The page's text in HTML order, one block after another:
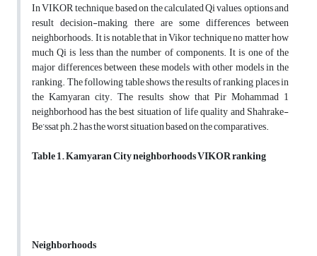
In VIKOR technique, based on the calculated Qi values, options and
result decision-making, there are some differences between
neighborhoods. It is notable that in Vikor technique no matter how
much Qi is less than the number of components. It is one of the
major differences between these models with other models in the
ranking. The following table shows the results of ranking places in
the Kamyaran city. The results show that Pir Mohammad 1
neighborhood has the best situation of life quality and Shahrake-
Be’ssat ph.2 has the worst situation based on the comparatives.
Table 1. Kamyaran City neighborhoods VIKOR ranking
Neighborhoods